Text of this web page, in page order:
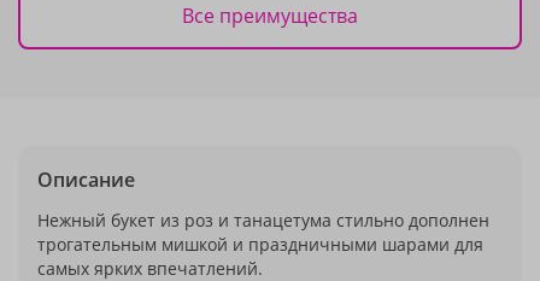
Все преимущества
Описание
Нежный букет из роз и танацетума стильно дополнен
трогательным мишкой и праздничными шарами для
самых ярких впечатлений.